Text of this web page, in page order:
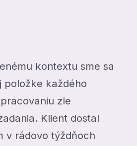
kontextu sme sa
položke každého
zle
Klient dostal
v rádovo týždňoch